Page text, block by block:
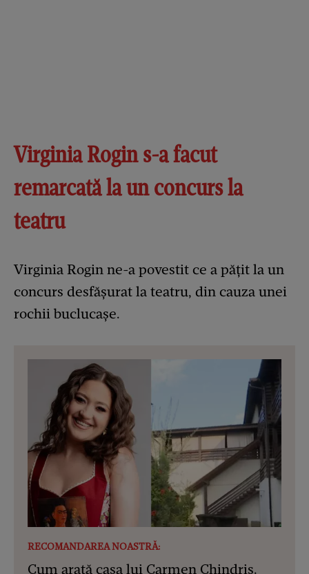
Virginia Rogin s-a facut
remarcată la un concurs la
teatru
Virginia Rogin ne-a povestit ce a pățit la un
concurs desfășurat la teatru, din cauza unei
rochii buclucașe.
RECOMANDAREA NOASTRĂ:
Cum arată casa lui Carmen Chindriș.